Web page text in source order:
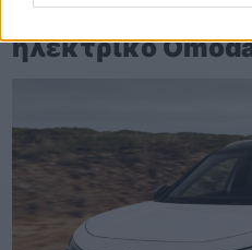
Δοκιμάζουμε το
ηλεκτρικό